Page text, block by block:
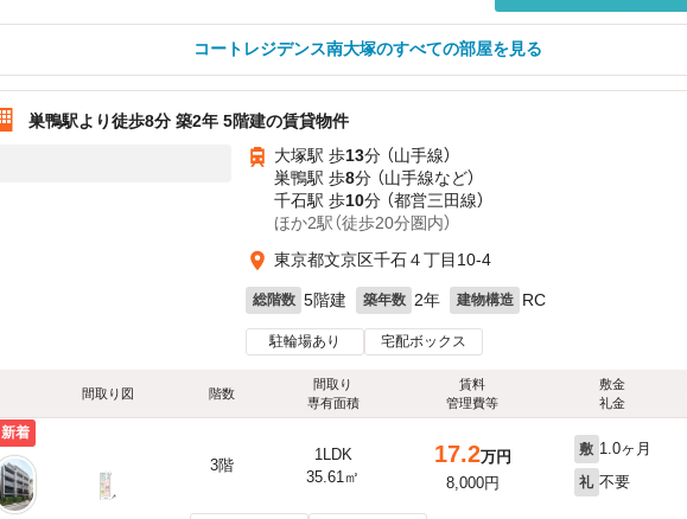
コートレジデンス南大塚のすべての部屋を見る
巣鴨駅より徒歩8分 築2年 5階建の賃貸物件
大塚駅 歩13分 （山手線）
巣鴨駅 歩8分 （山手線など）
千石駅 歩10分 （都営三田線）
ほか2駅（徒歩20分圏内）
東京都文京区千石４丁目10-4
総階数 5階建 築年数 2年 建物構造 RC
駐輪場あり 宅配ボックス
間取り図 階数
間取り
専有面積
賃料
管理費等
敷金
礼金
新着
3階
1LDK
35.61㎡
17.2万円
8,000円
敷 1.0ヶ月
礼 不要